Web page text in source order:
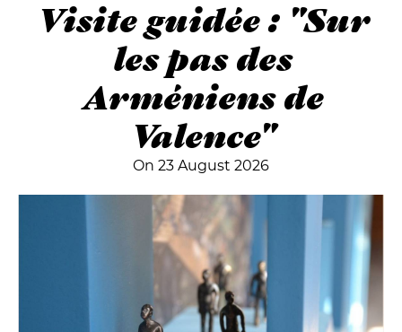
Visite guidée : "Sur
les pas des
Arméniens de
Valence"
On 23 August 2026